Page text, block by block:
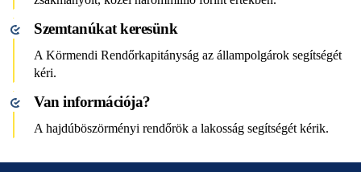
Szemtanúkat keresünk
A Körmendi Rendőrkapitányság az állampolgárok segítségét
kéri.
Van információja?
A hajdúböszörményi rendőrök a lakosság segítségét kérik.